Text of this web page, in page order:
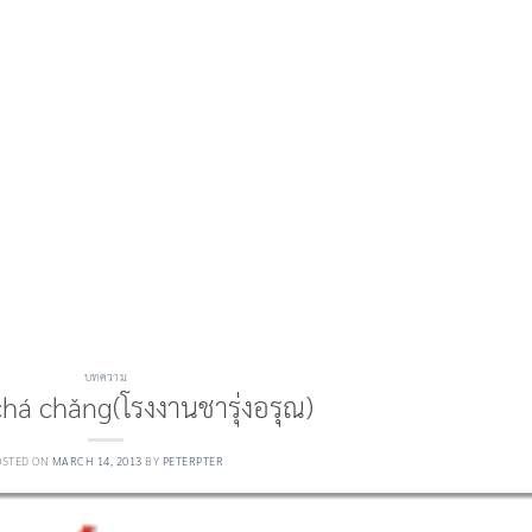
บทความ
chǎng(โรงงานชารุ่งอรุณ)
ON MARCH 14, 2013 BY PETERPTER